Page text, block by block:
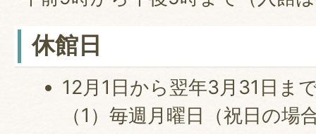
休館日
12月1日から翌年3月31日ま
（1）毎週月曜日（祝日の場